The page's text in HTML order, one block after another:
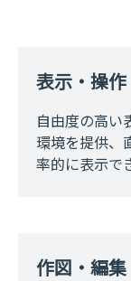
表示・操作
自由度の高い
環境を提供、
率的に表示で
作図・編集